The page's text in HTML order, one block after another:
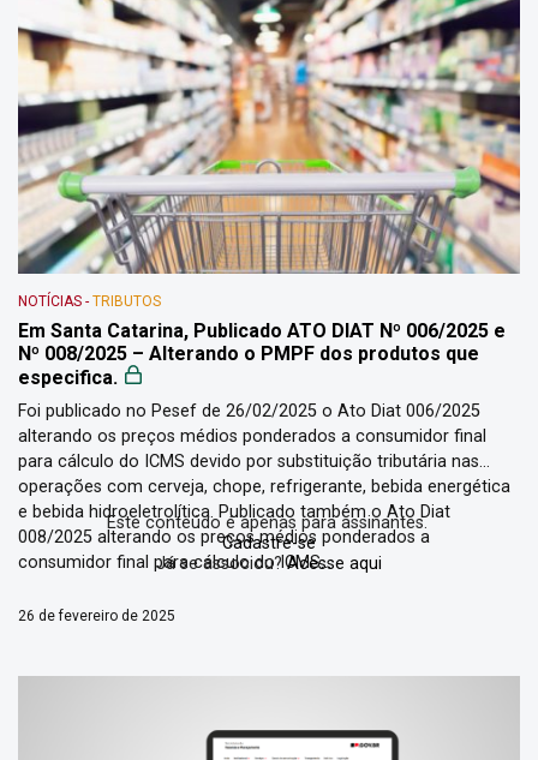
NOTÍCIAS - TRIBUTOS
Em Santa Catarina, Publicado ATO DIAT Nº 006/2025 e
Nº 008/2025 – Alterando o PMPF dos produtos que
especifica.
Foi publicado no Pesef de 26/02/2025 o Ato Diat 006/2025
alterando os preços médios ponderados a consumidor final
para cálculo do ICMS devido por substituição tributária nas
operações com cerveja, chope, refrigerante, bebida energética
e bebida hidroeletrolítica. Publicado também o Ato Diat
008/2025 alterando os preços médios ponderados a
consumidor final para cálculo do ICMS...
Este conteúdo é apenas para assinantes.
Cadastre-se
Já se associou?Acesse aqui
26 de fevereiro de 2025